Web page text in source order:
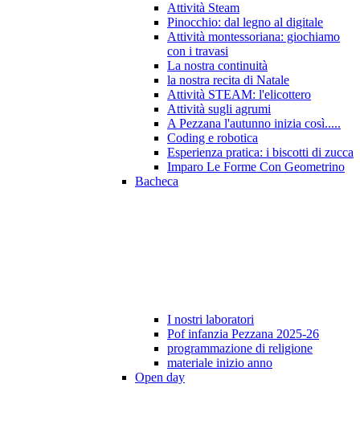
Attività Steam
Pinocchio: dal legno al digitale
Attività montessoriana: giochiamo
con i travasi
La nostra continuità
la nostra recita di Natale
Attività STEAM: l'elicottero
Attività sugli agrumi
A Pezzana l'autunno inizia così.....
Coding e robotica
Esperienza pratica: i biscotti di zucca
Imparo Le Forme Con Geometrino
Bacheca
I nostri laboratori
Pof infanzia Pezzana 2025-26
programmazione di religione
materiale inizio anno
Open day